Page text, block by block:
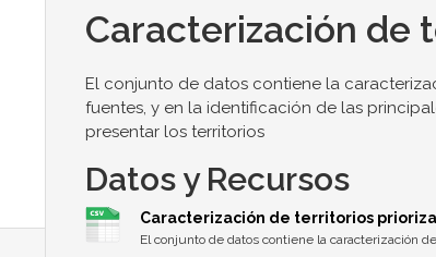
Caracterización de
El conjunto de datos contiene la
fuentes, y en la identificación de las
presentar los territorios
Datos y Recursos
Caracterización de territorios
El conjunto de datos contiene la caracterización